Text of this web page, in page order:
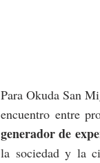
Para Okuda San
encuentro entre
generador de
la sociedad y la